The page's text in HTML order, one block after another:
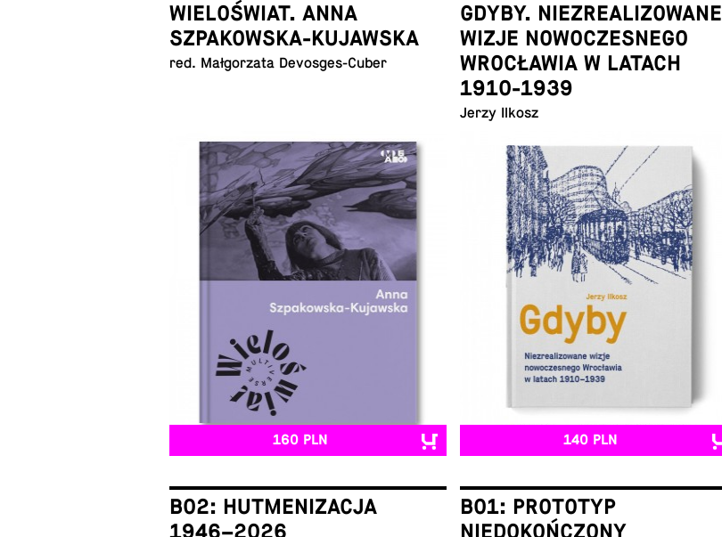
WIELOŚWIAT. ANNA
SZPAKOWSKA-KUJAWSKA
red. Mał­go­rza­ta Devosges-Cuber
160 PLN
GDYBY. NIEZREALIZOWANE
WIZJE NOWOCZESNEGO
WROCŁAWIA W LATACH
1910-1939
Jerzy Ilkosz
140 PLN
B02: HUTMENIZACJA
1946–2026
B01: PROTOTYP
NIEDOKOŃCZONY